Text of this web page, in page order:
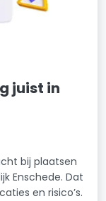
juist in
bij plaatsen
Enschede. Dat
en risico’s.